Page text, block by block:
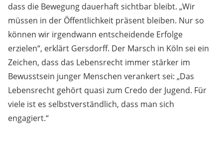
dass die Bewegung dauerhaft sichtbar bleibt. „Wir
müssen in der Öffentlichkeit präsent bleiben. Nur so
können wir irgendwann entscheidende Erfolge
erzielen“, erklärt Gersdorff. Der Marsch in Köln sei ein
Zeichen, dass das Lebensrecht immer stärker im
Bewusstsein junger Menschen verankert sei: „Das
Lebensrecht gehört quasi zum Credo der Jugend. Für
viele ist es selbstverständlich, dass man sich
engagiert.“